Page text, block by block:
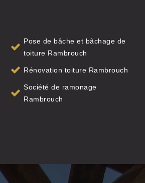
Pose de bâche et bâchage de
toiture Rambrouch
Rénovation toiture Rambrouch
Société de ramonage
Rambrouch